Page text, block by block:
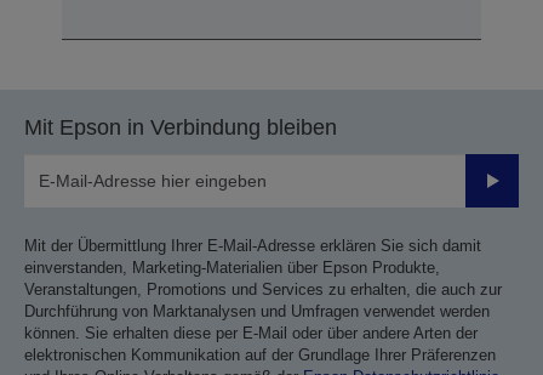
Mit Epson in Verbindung bleiben
Mit der Übermittlung Ihrer E-Mail-Adresse erklären Sie sich damit
einverstanden, Marketing-Materialien über Epson Produkte,
Veranstaltungen, Promotions und Services zu erhalten, die auch zur
Durchführung von Marktanalysen und Umfragen verwendet werden
können. Sie erhalten diese per E-Mail oder über andere Arten der
elektronischen Kommunikation auf der Grundlage Ihrer Präferenzen